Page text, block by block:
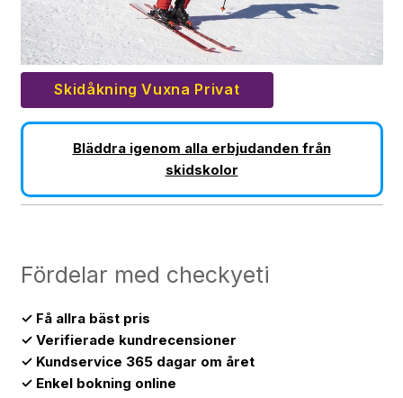
Skidåkning Vuxna Privat
Bläddra igenom alla erbjudanden från
skidskolor
Fördelar med checkyeti
✓ Få allra bäst pris
✓ Verifierade kundrecensioner
✓ Kundservice 365 dagar om året
✓ Enkel bokning online